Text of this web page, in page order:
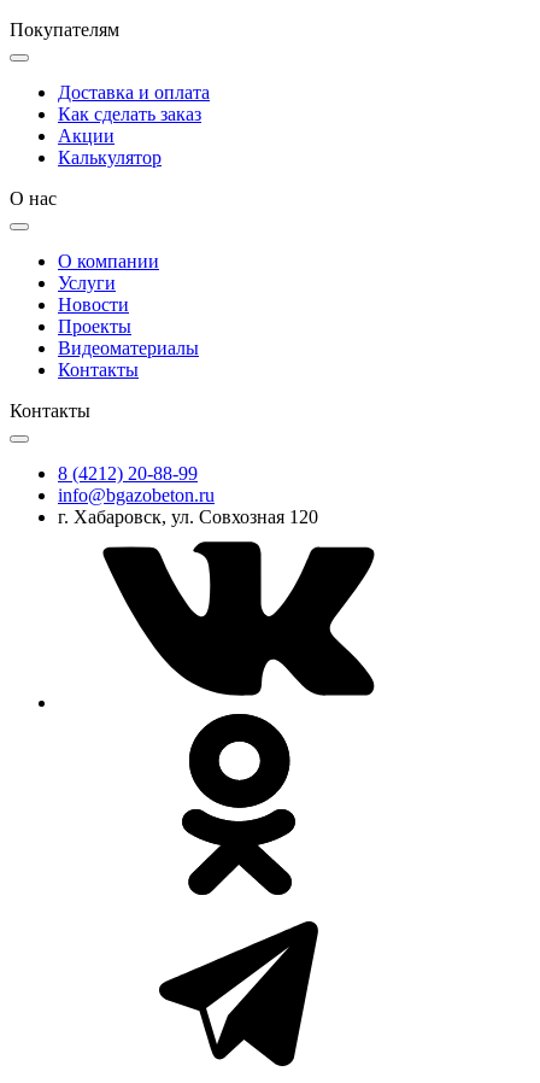
Покупателям
Доставка и оплата
Как сделать заказ
Акции
Калькулятор
О нас
О компании
Услуги
Новости
Проекты
Видеоматериалы
Контакты
Контакты
8 (4212) 20-88-99
info@bgazobeton.ru
г. Хабаровск, ул. Совхозная 120